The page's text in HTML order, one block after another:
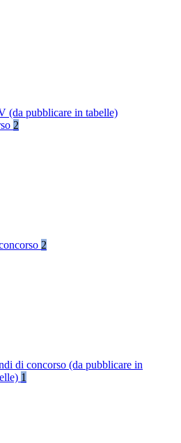
(da pubblicare in tabelle)
2
2
di concorso (da pubblicare in
1